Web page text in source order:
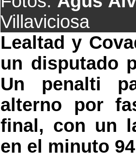
Villaviciosa
Lealtad y
un disputado
Un penalti
alterno por
final, con un
en el minuto